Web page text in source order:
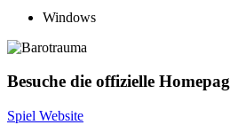
Windows
Besuche die offizielle
Spiel Website